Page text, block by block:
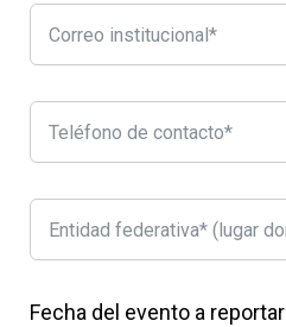
Fecha del evento a reportar